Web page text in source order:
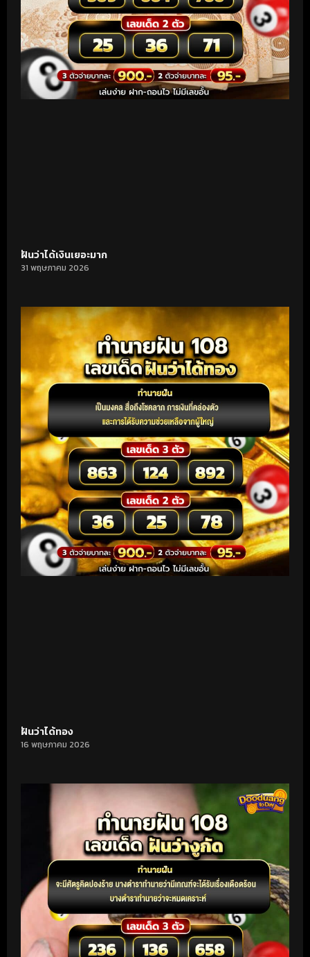
ฝันว่าได้เงินเยอะมาก
31 พฤษภาคม 2026
ฝันว่าได้ทอง
16 พฤษภาคม 2026